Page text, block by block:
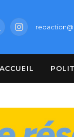
Instagram
ACCUEIL